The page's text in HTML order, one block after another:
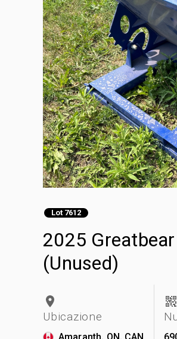
Lot 7612
2025
(Unused)
Ubicazione